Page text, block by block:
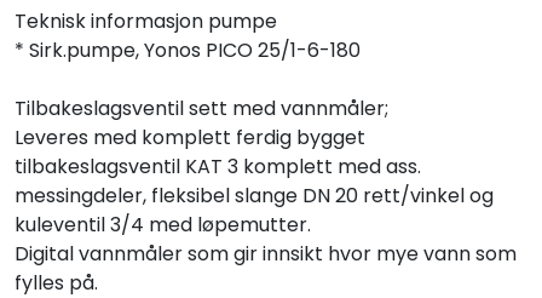
Teknisk informasjon pumpe
* Sirk.pumpe, Yonos PICO 25/1-6-180
Tilbakeslagsventil sett med vannmåler;
Leveres med komplett ferdig bygget
tilbakeslagsventil KAT 3 komplett med ass.
messingdeler, fleksibel slange DN 20 rett/vinkel og
kuleventil 3/4 med løpemutter.
Digital vannmåler som gir innsikt hvor mye vann som
fylles på.